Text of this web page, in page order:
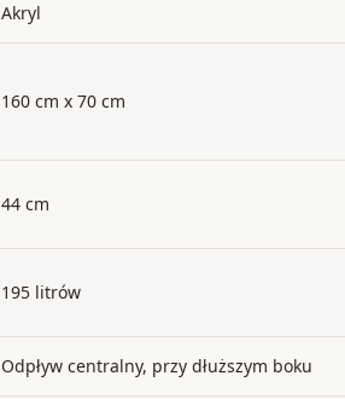
Akryl
160 cm x 70 cm
44 cm
195 litrów
Odpływ centralny, przy dłuższym boku